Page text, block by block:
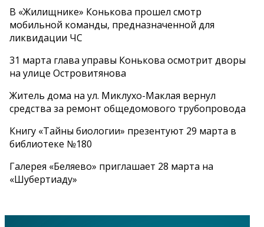
В «Жилищнике» Конькова прошел смотр
мобильной команды, предназначенной для
ликвидации ЧС
31 марта глава управы Конькова осмотрит дворы
на улице Островитянова
Житель дома на ул. Миклухо-Маклая вернул
средства за ремонт общедомового трубопровода
Книгу «Тайны биологии» презентуют 29 марта в
библиотеке №180
Галерея «Беляево» приглашает 28 марта на
«Шубертиаду»